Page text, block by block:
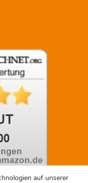
auf unserer